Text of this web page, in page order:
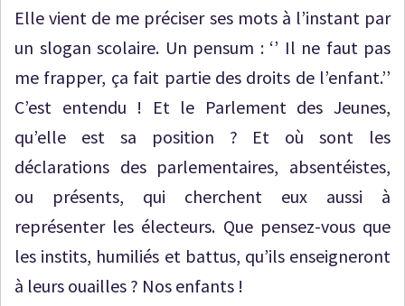
Elle vient de me préciser ses mots à l’instant par
un slogan scolaire. Un pensum : ‘’ Il ne faut pas
me frapper, ça fait partie des droits de l’enfant.’’
C’est entendu ! Et le Parlement des Jeunes,
qu’elle est sa position ? Et où sont les
déclarations des parlementaires, absentéistes,
ou présents, qui cherchent eux aussi à
représenter les électeurs. Que pensez-vous que
les instits, humiliés et battus, qu’ils enseigneront
à leurs ouailles ? Nos enfants !